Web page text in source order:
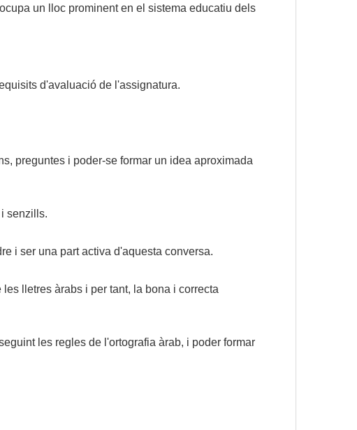
un lloc prominent en el sistema educatiu dels
d'avaluació de l'assignatura.
preguntes i poder-se formar un idea aproximada
senzills.
i ser una part activa d'aquesta conversa.
lletres àrabs i per tant, la bona i correcta
les regles de l'ortografia àrab, i poder formar